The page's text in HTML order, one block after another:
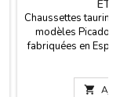
ET
Chaussettes
modèles Picador
fabriquées en
une canne de 23
du 35-40
